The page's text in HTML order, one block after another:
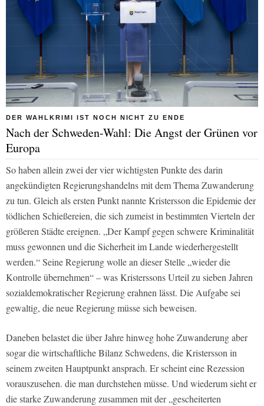
DER WAHLKRIMI IST NOCH NICHT ZU ENDE
Nach der Schweden-Wahl: Die Angst der Grünen vor
Europa
So haben allein zwei der vier wichtigsten Punkte des darin
angekündigten Regierungshandelns mit dem Thema Zuwanderung
zu tun. Gleich als ersten Punkt nannte Kristersson die Epidemie der
tödlichen Schießereien, die sich zumeist in bestimmten Vierteln der
größeren Städte ereignen. „Der Kampf gegen schwere Kriminalität
muss gewonnen und die Sicherheit im Lande wiederhergestellt
werden.“ Seine Regierung wolle an dieser Stelle „wieder die
Kontrolle übernehmen“ – was Kristerssons Urteil zu sieben Jahren
sozialdemokratischer Regierung erahnen lässt. Die Aufgabe sei
gewaltig, die neue Regierung müsse sich beweisen.
Daneben belastet die über Jahre hinweg hohe Zuwanderung aber
sogar die wirtschaftliche Bilanz Schwedens, die Kristersson in
seinem zweiten Hauptpunkt ansprach. Er scheint eine Rezession
vorauszusehen. die man durchstehen müsse. Und wiederum sieht er
die starke Zuwanderung zusammen mit der „gescheiterten